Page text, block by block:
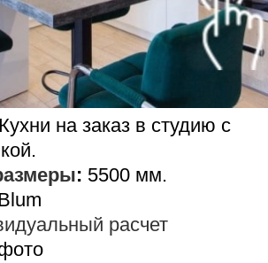
Кухни на заказ в студию с
: 5500 мм.
расчет